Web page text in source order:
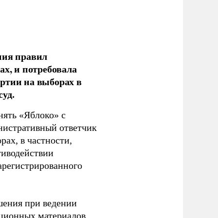
правил
и потребовала
на выборах в
«Яблоко» с
ответчик
в частности,
при ведении
материалов